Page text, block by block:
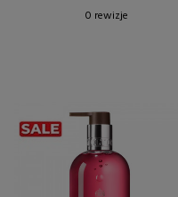
0 rewizje